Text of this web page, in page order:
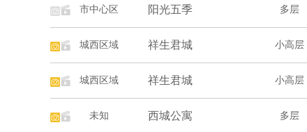
市中心区 阳光五季 多层
城西区域 祥生君城 小高层
城西区域 祥生君城 小高层
未知 西城公寓 多层